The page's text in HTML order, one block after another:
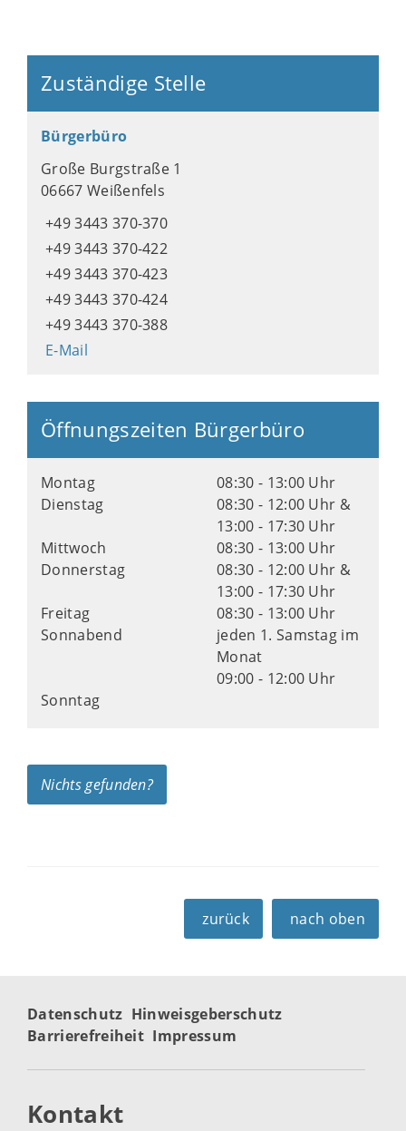
Zuständige Stelle
Bürgerbüro
Große Burgstraße 1
06667 Weißenfels
+49 3443 370-370
+49 3443 370-422
+49 3443 370-423
+49 3443 370-424
+49 3443 370-388
E-Mail
Öffnungszeiten Bürgerbüro
Montag
08:30 - 13:00 Uhr
Dienstag
08:30 - 12:00 Uhr &
13:00 - 17:30 Uhr
Mittwoch
08:30 - 13:00 Uhr
Donnerstag
08:30 - 12:00 Uhr &
13:00 - 17:30 Uhr
Freitag
08:30 - 13:00 Uhr
Sonnabend
jeden 1. Samstag im
Monat
09:00 - 12:00 Uhr
Sonntag
Nichts gefunden?
zurück nach oben
Datenschutz Hinweisgeberschutz
Barrierefreiheit Impressum
Kontakt